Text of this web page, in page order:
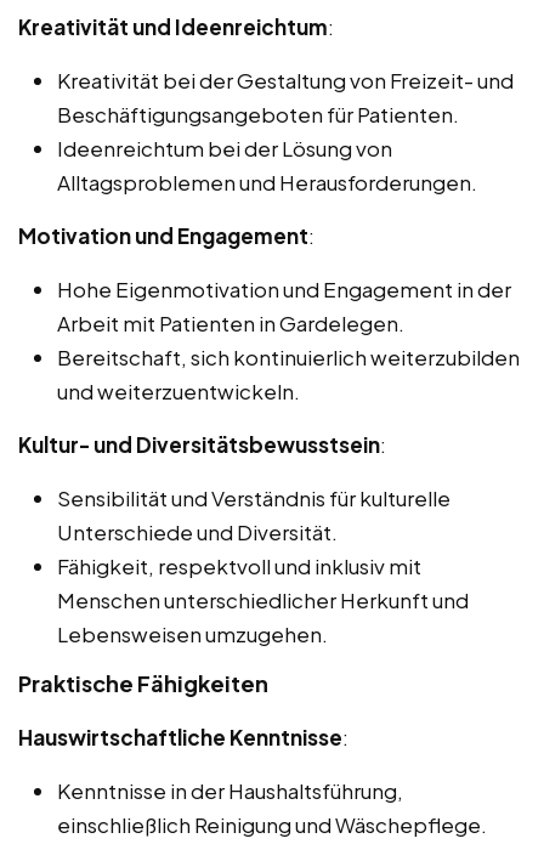
Kreativität und Ideenreichtum:
Kreativität bei der Gestaltung von Freizeit- und
Beschäftigungsangeboten für Patienten.
Ideenreichtum bei der Lösung von
Alltagsproblemen und Herausforderungen.
Motivation und Engagement:
Hohe Eigenmotivation und Engagement in der
Arbeit mit Patienten in Gardelegen.
Bereitschaft, sich kontinuierlich weiterzubilden
und weiterzuentwickeln.
Kultur- und Diversitätsbewusstsein:
Sensibilität und Verständnis für kulturelle
Unterschiede und Diversität.
Fähigkeit, respektvoll und inklusiv mit
Menschen unterschiedlicher Herkunft und
Lebensweisen umzugehen.
Praktische Fähigkeiten
Hauswirtschaftliche Kenntnisse:
Kenntnisse in der Haushaltsführung,
einschließlich Reinigung und Wäschepflege.